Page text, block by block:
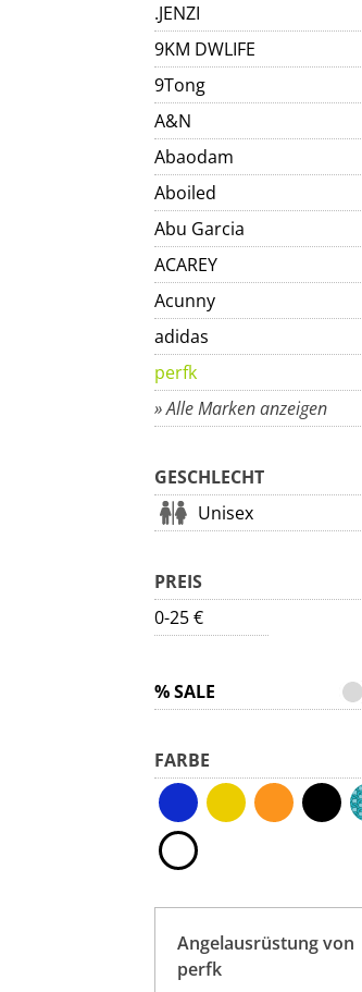
.JENZI
9KM DWLIFE
9Tong
A&N
Abaodam
Aboiled
Abu Garcia
ACAREY
Acunny
adidas
perfk
» Alle Marken anzeigen
GESCHLECHT
Unisex
PREIS
0-25 €
% SALE
FARBE
Angelausrüstung von
perfk